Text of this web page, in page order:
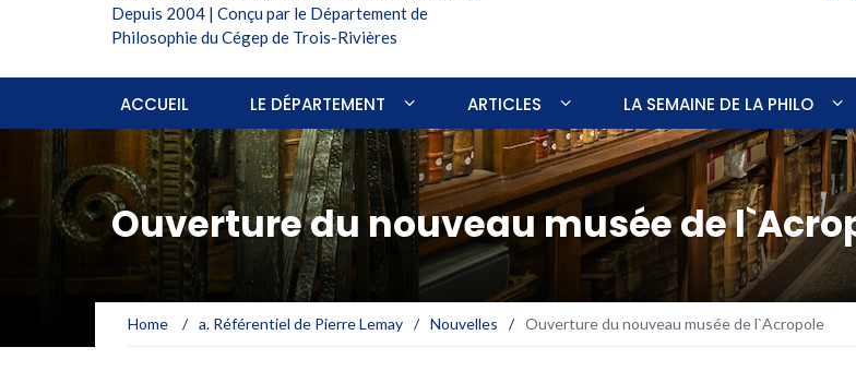
Depuis 2004 | Conçu par le Département de
Philosophie du Cégep de Trois-Rivières
ACCUEIL LE DÉPARTEMENT ARTICLES LA SEMAINE DE LA PHILO
Ouverture du nouveau musée de
Home / a. Référentiel de Pierre Lemay / Nouvelles / Ouverture du nouveau musée de l`Acropole